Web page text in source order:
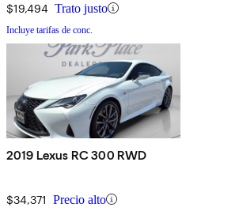
$19,494 Trato justo
Incluye tarifas de conc.
2019 Lexus RC 300 RWD
$34,371 Precio alto